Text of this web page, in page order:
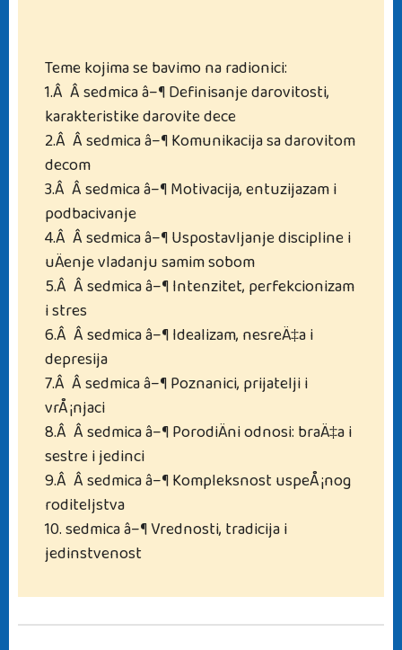
Teme kojima se bavimo na radionici:
1.Â Â sedmica â–¶ Definisanje darovitosti,
karakteristike darovite dece
2.Â Â sedmica â–¶ Komunikacija sa darovitom
decom
3.Â Â sedmica â–¶ Motivacija, entuzijazam i
podbacivanje
4.Â Â sedmica â–¶ Uspostavljanje discipline i
uÄenje vladanju samim sobom
5.Â Â sedmica â–¶ Intenzitet, perfekcionizam
i stres
6.Â Â sedmica â–¶ Idealizam, nesreÄ‡a i
depresija
7.Â Â sedmica â–¶ Poznanici, prijatelji i
vrÅ¡njaci
8.Â Â sedmica â–¶ PorodiÄni odnosi: braÄ‡a i
sestre i jedinci
9.Â Â sedmica â–¶ Kompleksnost uspeÅ¡nog
roditeljstva
10. sedmica â–¶ Vrednosti, tradicija i
jedinstvenost